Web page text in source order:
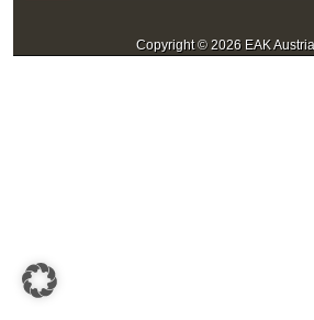
Copyright © 2026 EAK